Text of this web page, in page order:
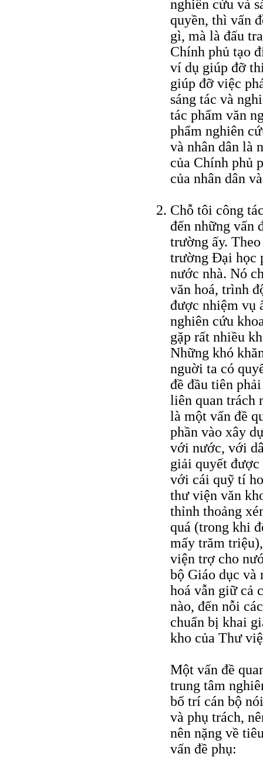
nghiên cứu và
quyền, thì vấn
gì, mà là đấu
Chính phủ tạo
ví dụ giúp đỡ
giúp đỡ việc
sáng tác và
tác phẩm văn
phẩm nghiên
và nhân dân là
của Chính phủ
của nhân dân
Chỗ tôi công
đến những vấn
trường ấy.
trường Đại học
nước nhà. Nó
văn hoá, trình
được nhiệm vụ
nghiên cứu
gặp rất nhiều
Những khó
nguời ta có
đề đầu tiên
liên quan trách
là một vấn đề
phần vào xây
với nước, với
giải quyết
với cái quỹ tí
thư viện văn
thỉnh thoảng
quá (trong khi
mấy trăm
viện trợ cho
bộ Giáo dục và
hoá vẫn giữ cả
nào, đến nỗi
chuẩn bị khai
kho của Thư
Một vấn đề
trung tâm
bố trí cán bộ
và phụ trách,
nên nặng về
vấn đề phụ: